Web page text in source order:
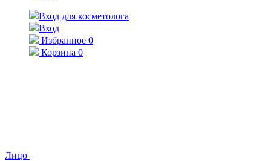
Вход для косметолога
Вход
Избранное 0
Корзина 0
Лицо